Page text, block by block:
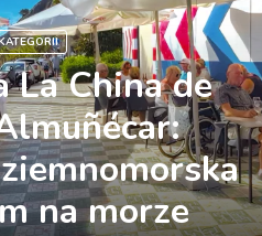
La China de
na morze